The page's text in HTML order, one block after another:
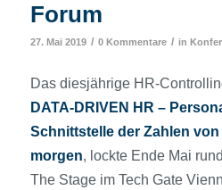
Forum
27. Mai 2019 / 0 Kommentare / in
Das diesjährige HR-
DATA-DRIVEN HR –
Schnittstelle der Zahlen
morgen, lockte Ende Mai
The Stage im Tech Gate